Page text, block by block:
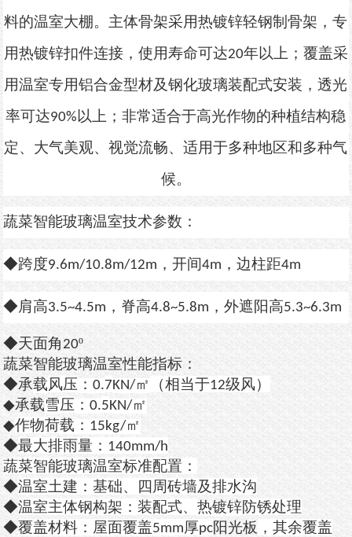
料的温室大棚。主体骨架采用热镀锌轻钢制骨架，专
用热镀锌扣件连接，使用寿命可达20年以上；覆盖采
用温室专用铝合金型材及钢化玻璃装配式安装，透光
率可达90%以上 ；非常适合于高光作物的种植结构稳
定、大气美观、视觉流畅、适用于多种地区和多种气
候。
蔬菜智能玻璃温室技术参数：
◆跨度9.6m/10.8m/12m ，开间4m ，边柱距4m
◆肩高3.5~4.5m ， 脊高4.8~5.8m ，外遮阳高5.3~6.3m
◆天面角20º
蔬菜智能玻璃温室性能指标：
◆承载风压 ：0.7KN/㎡ （相当于12级风）
◆承载雪压 ：0.5KN/㎡
◆作物荷载： 15kg/㎡
◆最大排雨量： 140mm/h
蔬菜智能玻璃温室标准配置：
◆温室土建：基础、四周砖墙及排水沟
◆温室主体钢构架：装配式、热镀锌防锈处理
◆覆盖材料：屋面覆盖5mm厚pc阳光板 ，其余覆盖